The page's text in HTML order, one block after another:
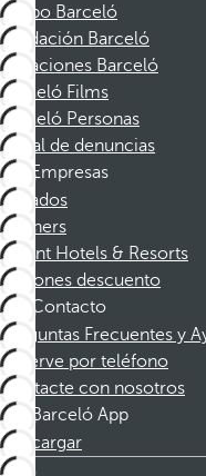
Grupo Barceló
Fundación Barceló
Vacaciones Barceló
Barceló Films
Barceló Personas
Canal de denuncias
Empresas
Afiliados
Partners
Dorint Hotels & Resorts
Cupones descuento
Contacto
Preguntas Frecuentes y
Reserve por teléfono
Contacte con nosotros
Barceló App
Descargar